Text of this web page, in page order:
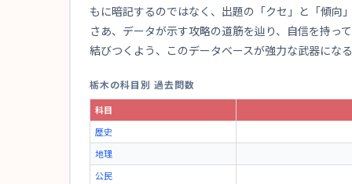
もに暗記するのではなく、出題の「クセ」と「傾向
さあ、データが示す攻略の道筋を辿り、自信を持っ
結びつくよう、このデータベースが強力な武器にな
栃木の科目別 過去問数
科目
歴史
地理
公民